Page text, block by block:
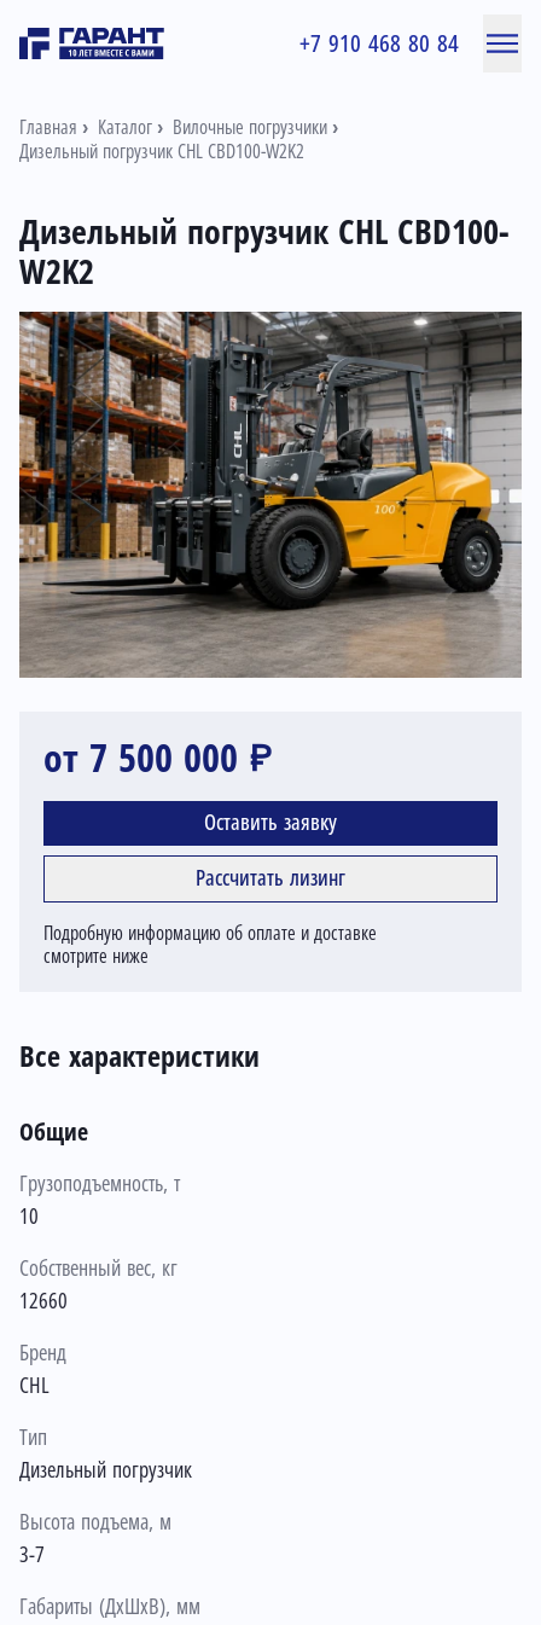
+7 910 468 80 84
Главная Каталог
Вилочные погрузчики
Дизельный погрузчик CHL CBD100-W2K2
Дизельный погрузчик CHL CBD100-
W2K2
от 7 500 000 ₽
Оставить заявку
Рассчитать лизинг
Подробную информацию об оплате и доставке
смотрите ниже
Все характеристики
Общие
Грузоподъемность, т
10
Собственный вес, кг
12660
Бренд
CHL
Тип
Дизельный погрузчик
Высота подъема, м
3-7
Габариты (ДхШхВ), мм